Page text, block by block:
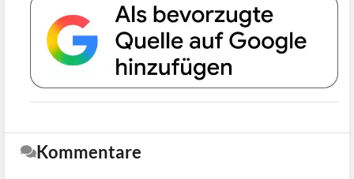
Kommentare